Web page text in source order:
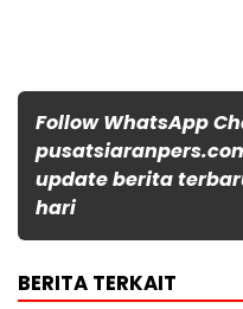
Follow WhatsApp
update berita
hari
BERITA TERKAIT